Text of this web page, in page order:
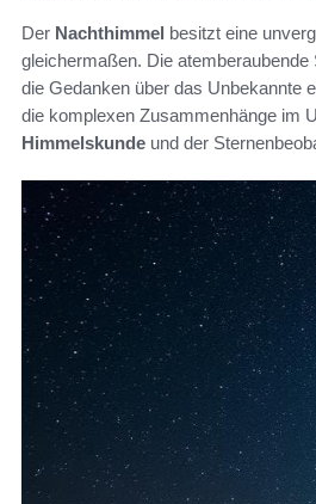
Der Nachthimmel besitzt eine
gleichermaßen. Die
die Gedanken über das Unbekannte
die komplexen Zusammenhänge im
Himmelskunde und der